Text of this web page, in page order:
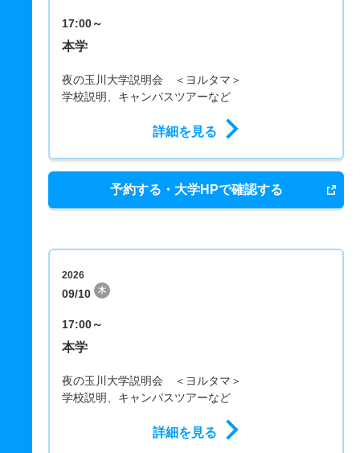
17:00～
本学
夜の玉川大学説明会 ＜ヨルタマ＞
学校説明、キャンパスツアーなど
詳細を見る
予約する・大学HPで確認する
2026
09/10 木
17:00～
本学
夜の玉川大学説明会 ＜ヨルタマ＞
学校説明、キャンパスツアーなど
詳細を見る